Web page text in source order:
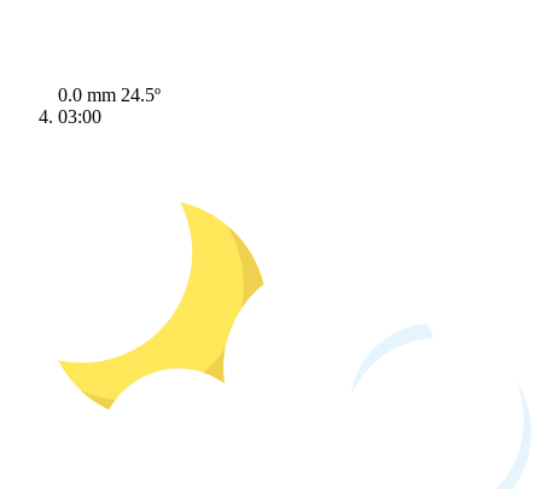
0.0 mm 24.5º
03:00